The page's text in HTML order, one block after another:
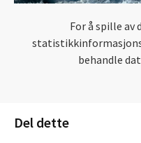
For å spille av
behandle
Del dette